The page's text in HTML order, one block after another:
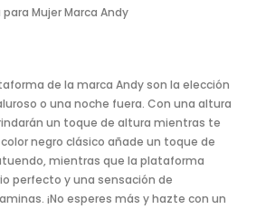
Mujer Marca Andy
de la marca Andy son la elección
o una noche fuera. Con una altura
un toque de altura mientras te
negro clásico añade un toque de
mientras que la plataforma
perfecto y una sensación de
¡No esperes más y hazte con un